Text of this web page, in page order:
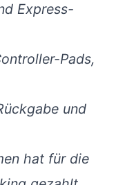
Express-
Pads,
und
hat für die